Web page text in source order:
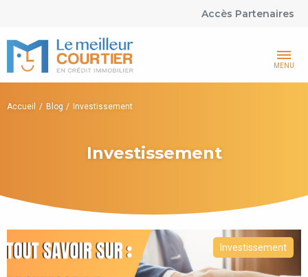
Accès Partenaires
MENU
Accueil Blog Investissement
Investissement
Investissement